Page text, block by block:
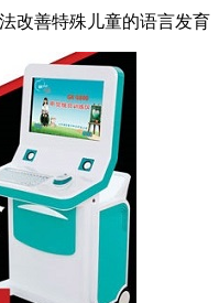
改善特殊儿童的语言发育